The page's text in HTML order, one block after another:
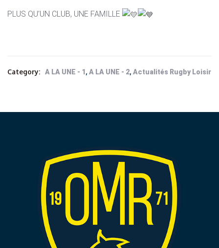
PLUS QU’UN CLUB, UNE FAMILLE
Category: A LA UNE - 1, A LA UNE - 2, Actualités Rugby Loisir